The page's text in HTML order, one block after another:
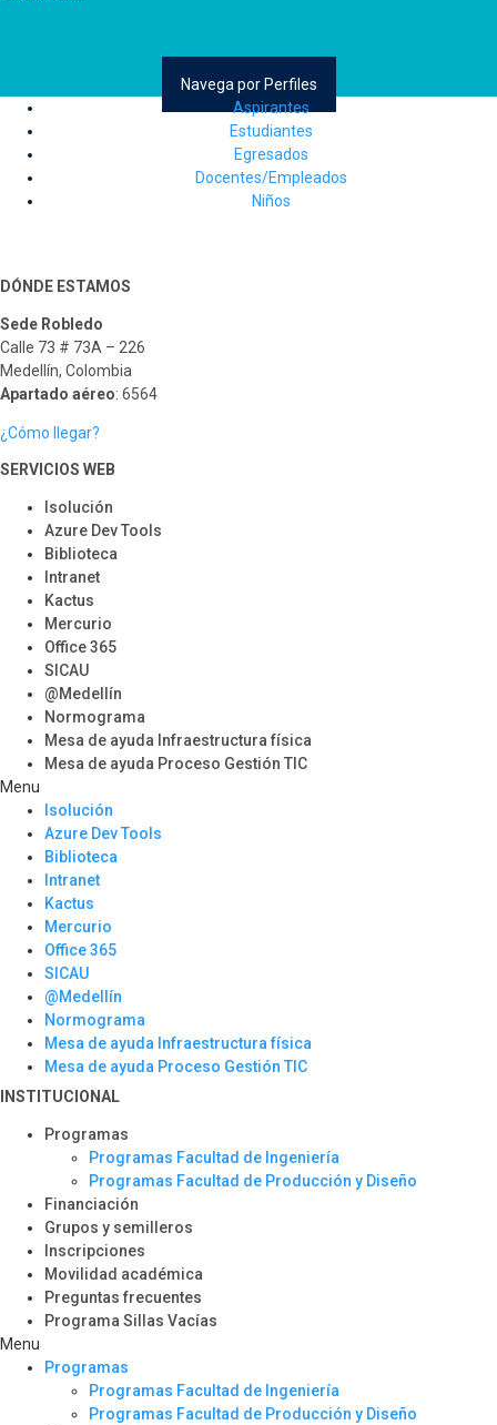
Navega por Perfiles
Aspirantes
Estudiantes
Egresados
Docentes/Empleados
Niños
DÓNDE ESTAMOS
Sede Robledo
Calle 73 # 73A – 226
Medellín, Colombia
Apartado aéreo: 6564
¿Cómo llegar?
SERVICIOS WEB
Isolución
Azure Dev Tools
Biblioteca
Intranet
Kactus
Mercurio
Office 365
SICAU
@Medellín
Normograma
Mesa de ayuda Infraestructura física
Mesa de ayuda Proceso Gestión TIC
Menu
Isolución
Azure Dev Tools
Biblioteca
Intranet
Kactus
Mercurio
Office 365
SICAU
@Medellín
Normograma
Mesa de ayuda Infraestructura física
Mesa de ayuda Proceso Gestión TIC
INSTITUCIONAL
Programas
Programas Facultad de Ingeniería
Programas Facultad de Producción y Diseño
Financiación
Grupos y semilleros
Inscripciones
Movilidad académica
Preguntas frecuentes
Programa Sillas Vacías
Menu
Programas
Programas Facultad de Ingeniería
Programas Facultad de Producción y Diseño